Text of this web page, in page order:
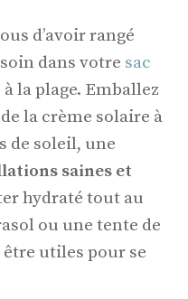
d’avoir rangé
dans votre sac
la plage. Emballez
la crème solaire à
de soleil, une
saines et
hydraté tout au
ou une tente de
utiles pour se